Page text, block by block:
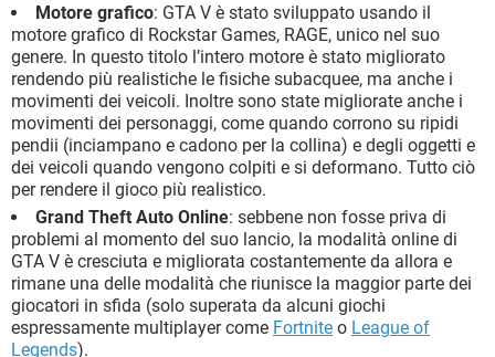
Motore grafico: GTA V è stato sviluppato usando il
motore grafico di Rockstar Games, RAGE, unico nel suo
genere. In questo titolo l’intero motore è stato migliorato
rendendo più realistiche le fisiche subacquee, ma anche i
movimenti dei veicoli. Inoltre sono state migliorate anche i
movimenti dei personaggi, come quando corrono su ripidi
pendii (inciampano e cadono per la collina) e degli oggetti e
dei veicoli quando vengono colpiti e si deformano. Tutto ciò
per rendere il gioco più realistico.
Grand Theft Auto Online: sebbene non fosse priva di
problemi al momento del suo lancio, la modalità online di
GTA V è cresciuta e migliorata costantemente da allora e
rimane una delle modalità che riunisce la maggior parte dei
giocatori in sfida (solo superata da alcuni giochi
espressamente multiplayer come Fortnite o League of
Legends).